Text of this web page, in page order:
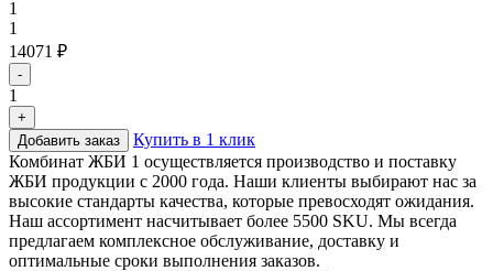
1
1
14071 ₽
-
1
+
Добавить заказ
Купить в 1 клик
Комбинат ЖБИ 1 осуществляется производство и поставку
ЖБИ продукции с 2000 года. Наши клиенты выбирают нас за
высокие стандарты качества, которые превосходят ожидания.
Наш ассортимент насчитывает более 5500 SKU. Мы всегда
предлагаем комплексное обслуживание, доставку и
оптимальные сроки выполнения заказов.